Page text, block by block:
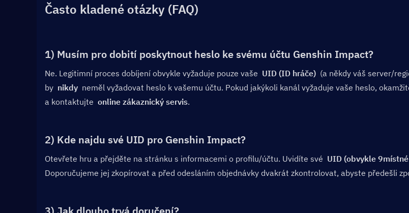
Často kladené otázky (FAQ)
1) Musím pro dobití poskytnout heslo ke svému účtu Genshin Impact?
Ne. Legitimní proces dobíjení obvykle vyžaduje pouze vaše UID (ID hráče)
(a někdy váš server/
by nikdy
neměl vyžadovat heslo k vašemu účtu. Pokud jakýkoli kanál vyžaduje vaše heslo,
a kontaktujte online zákaznický servis.
2) Kde najdu své UID pro Genshin Impact?
Otevřete hru a přejděte na stránku s informacemi o profilu/účtu. Uvidíte své UID (obvykle
Doporučujeme jej zkopírovat a před odesláním objednávky dvakrát zkontrolovat, abyste předešli